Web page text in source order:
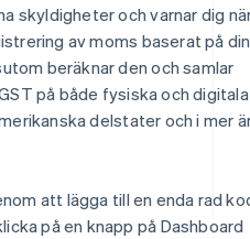
skyldigheter och varnar dig
av moms baserat på
beräknar den och samlar
på både fysiska och digitala
delstater och i mer
att lägga till en enda rad
på en knapp på Dashboard